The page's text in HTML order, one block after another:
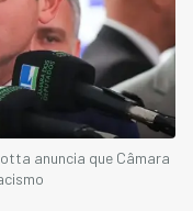
anuncia que Câmara